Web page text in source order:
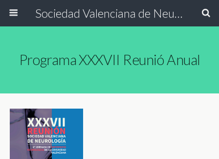
Sociedad Valenciana de Neurología
Programa XXXVII Reunió Anual